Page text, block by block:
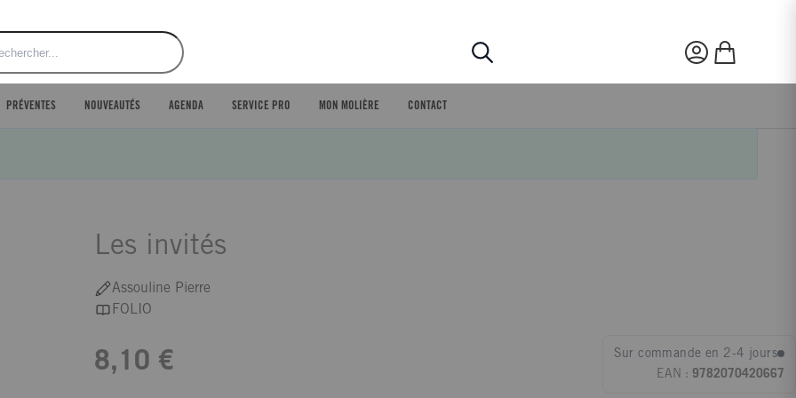
Rechercher
Mon compte
Mon panier
PRÉVENTES NOUVEAUTÉS AGENDA SERVICE PRO MON MOLIÈRE CONTACT
Les invités
Assouline Pierre
FOLIO
8,10 €
Sur commande en 2-4 jours
EAN : 9782070420667